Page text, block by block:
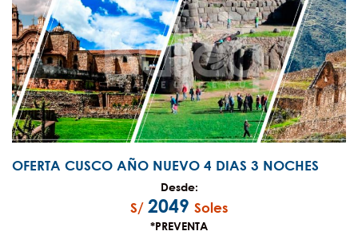
OFERTA CUSCO AÑO NUEVO 4 DIAS 3 NOCHES
Desde:
S/ 2049 Soles
*PREVENTA